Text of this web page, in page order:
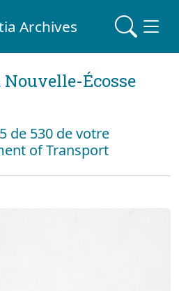
Archives
Nouvelle-Écosse
de 530 de votre
of Transport